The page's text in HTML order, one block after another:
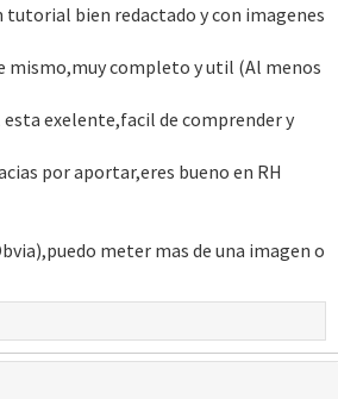
tutorial bien redactado y con imagenes
mismo,muy completo y util (Al menos
exelente,facil de comprender y
por aportar,eres bueno en RH
meter mas de una imagen o